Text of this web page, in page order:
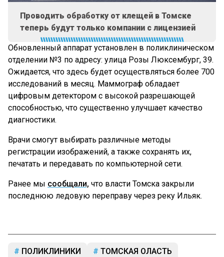
Проводить обработку от клещей в Томске
теперь будут только компании с лицензией
Обновленный аппарат установлен в поликлиническом
отделении №3 по адресу: улица Розы Люксембург, 39.
Ожидается, что здесь будет осуществляться более 700
исследований в месяц. Маммограф обладает
цифровым детектором с высокой разрешающей
способностью, что существенно улучшает качество
диагностики.
Врачи смогут выбирать различные методы
регистрации изображений, а также сохранять их,
печатать и передавать по компьютерной сети.
Ранее мы сообщали, что власти Томска закрыли
последнюю ледовую переправу через реку Ильяк.
ПОЛИКЛИНИКИ ТОМСКАЯ ОЛАСТЬ